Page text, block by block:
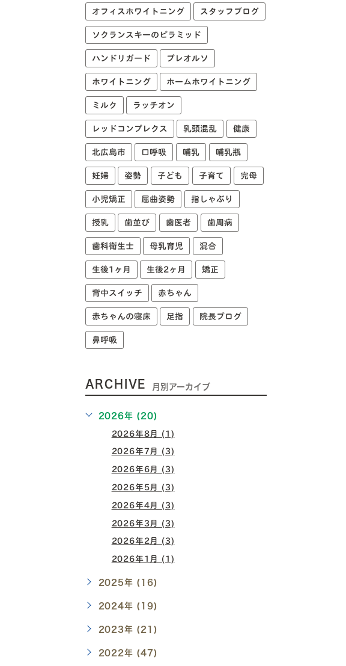
オフィスホワイトニング スタッフブログ
ソクランスキーのピラミッド
ハンドリガード プレオルソ
ホワイトニング ホームホワイトニング
ミルク ラッチオン
レッドコンプレクス 乳頭混乱 健康
北広島市 口呼吸 哺乳 哺乳瓶
妊婦 姿勢 子ども 子育て 完母
小児矯正 屈曲姿勢 指しゃぶり
授乳 歯並び 歯医者 歯周病
歯科衛生士 母乳育児 混合
生後1ヶ月 生後2ヶ月 矯正
背中スイッチ 赤ちゃん
赤ちゃんの寝床 足指 院長ブログ
鼻呼吸
ARCHIVE 月別アーカイブ
2026年 (20)
2026年8月 (1)
2026年7月 (3)
2026年6月 (3)
2026年5月 (3)
2026年4月 (3)
2026年3月 (3)
2026年2月 (3)
2026年1月 (1)
2025年 (16)
2024年 (19)
2023年 (21)
2022年 (47)